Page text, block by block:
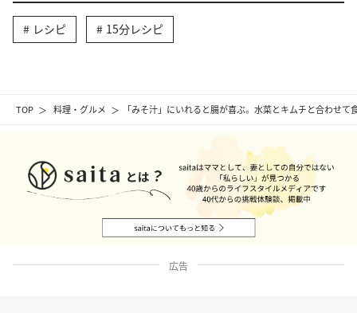
TOP 料理・グルメ 「みそ汁」にいれると腸が喜ぶ。水菜とキムチと合わせ
レシピ 15分レシピ
広告